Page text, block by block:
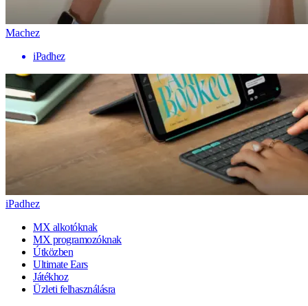
Machez
iPadhez
iPadhez
MX alkotóknak
MX programozóknak
Útközben
Ultimate Ears
Játékhoz
Üzleti felhasználásra